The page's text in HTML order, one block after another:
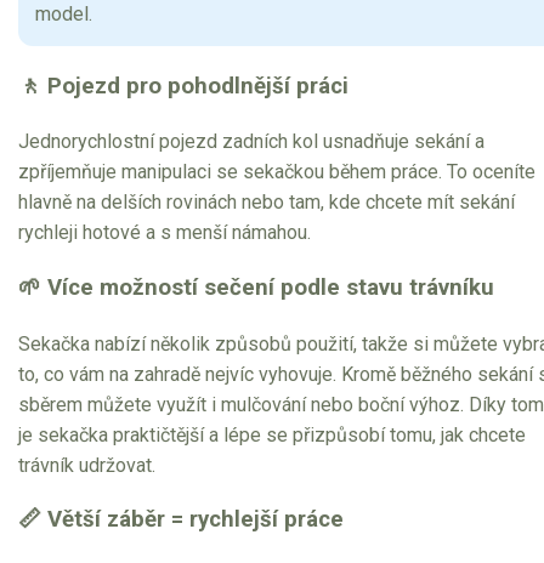
model.
🚶 Pojezd pro pohodlnější práci
Jednorychlostní pojezd zadních kol usnadňuje sekání a
zpříjemňuje manipulaci se sekačkou během práce. To oceníte
hlavně na delších rovinách nebo tam, kde chcete mít sekání
rychleji hotové a s menší námahou.
🌱 Více možností sečení podle stavu trávníku
Sekačka nabízí několik způsobů použití, takže si můžete
to, co vám na zahradě nejvíc vyhovuje. Kromě běžného sekání
sběrem můžete využít i mulčování nebo boční výhoz. Díky
je sekačka praktičtější a lépe se přizpůsobí tomu, jak chcete
trávník udržovat.
📏 Větší záběr = rychlejší práce